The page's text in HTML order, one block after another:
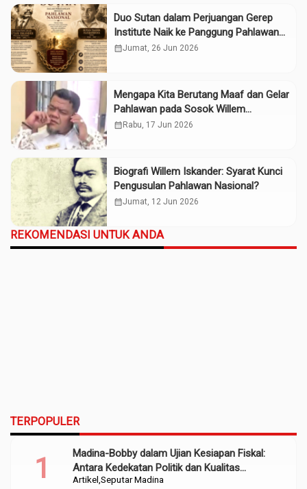
Duo Sutan dalam Perjuangan Gerep
Institute Naik ke Panggung Pahlawan
Nasional
calendar_monthJumat, 26 Jun 2026
Mengapa Kita Berutang Maaf dan Gelar
Pahlawan pada Sosok Willem
Iskander?
calendar_month Rabu, 17 Jun 2026
Biografi Willem Iskander: Syarat Kunci
Pengusulan Pahlawan Nasional?
calendar_monthJumat, 12 Jun 2026
REKOMENDASI UNTUK ANDA
TERPOPULER
Artikel Seputar Madina
Madina-Bobby dalam Ujian Kesiapan Fiskal:
Antara Kedekatan Politik dan Kualitas
Perencanaan